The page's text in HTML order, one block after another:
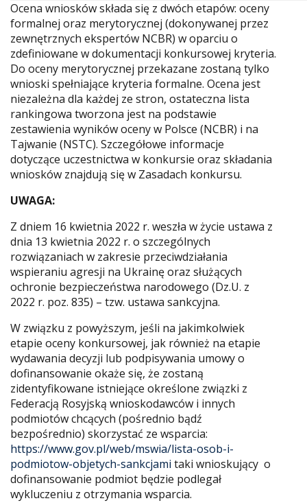
Ocena wniosków składa się z dwóch etapów: oceny
formalnej oraz merytorycznej (dokonywanej przez
zewnętrznych ekspertów NCBR) w oparciu o
zdefiniowane w dokumentacji konkursowej kryteria.
Do oceny merytorycznej przekazane zostaną tylko
wnioski spełniające kryteria formalne. Ocena jest
niezależna dla każdej ze stron, ostateczna lista
rankingowa tworzona jest na podstawie
zestawienia wyników oceny w Polsce (NCBR) i na
Tajwanie (NSTC). Szczegółowe informacje
dotyczące uczestnictwa w konkursie oraz składania
wniosków znajdują się w Zasadach konkursu.
UWAGA:
Z dniem 16 kwietnia 2022 r. weszła w życie ustawa z
dnia 13 kwietnia 2022 r. o szczególnych
rozwiązaniach w zakresie przeciwdziałania
wspieraniu agresji na Ukrainę oraz służących
ochronie bezpieczeństwa narodowego (Dz.U. z
2022 r. poz. 835) – tzw. ustawa sankcyjna.
W związku z powyższym, jeśli na jakimkolwiek
etapie oceny konkursowej, jak również na etapie
wydawania decyzji lub podpisywania umowy o
dofinansowanie okaże się, że zostaną
zidentyfikowane istniejące określone związki z
Federacją Rosyjską wnioskodawców i innych
podmiotów chcących (pośrednio bądź
bezpośrednio) skorzystać ze wsparcia:
https://www.gov.pl/web/mswia/lista-osob-i-
podmiotow-objetych-sankcjami taki wnioskujący o
dofinansowanie podmiot będzie podlegał
wykluczeniu z otrzymania wsparcia.